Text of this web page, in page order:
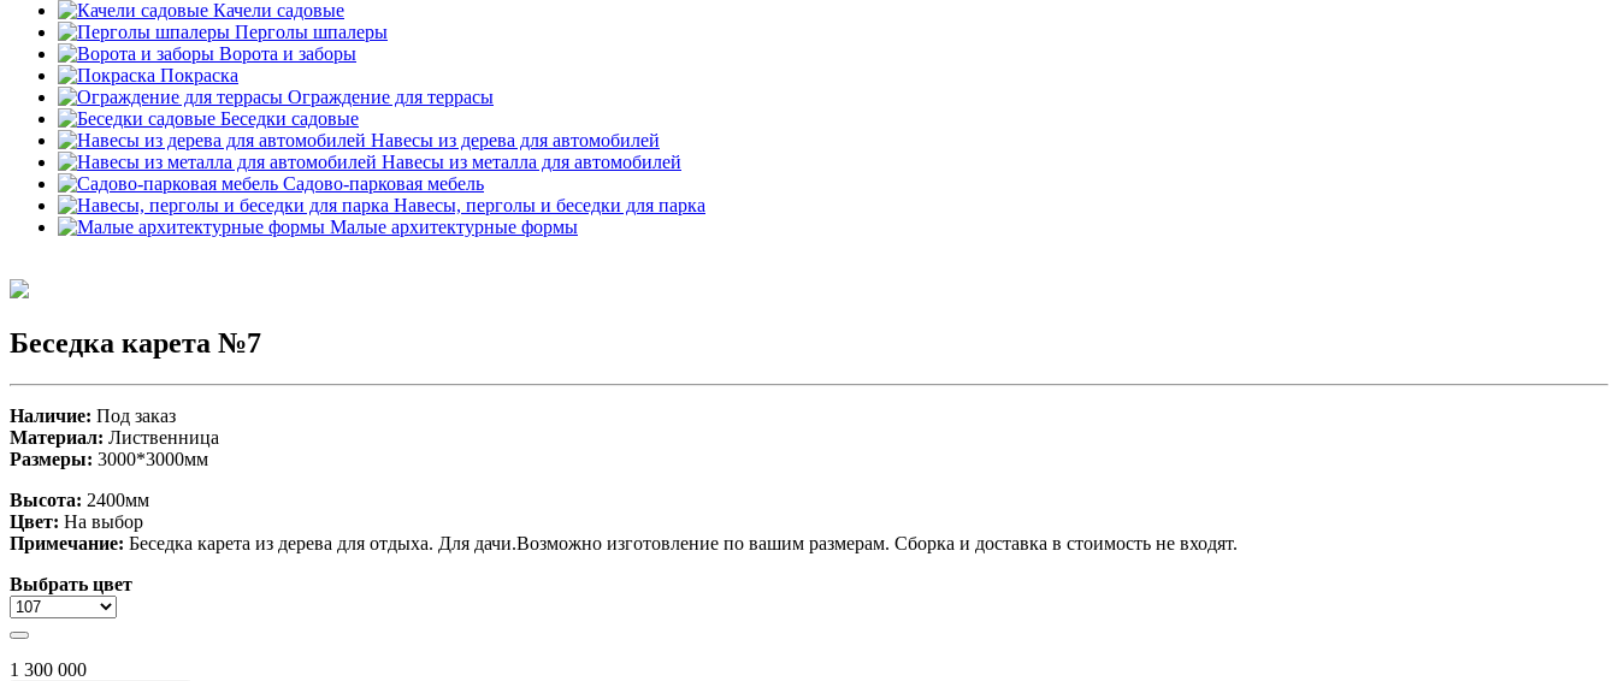
Качели садовые
Перголы шпалеры
Ворота и заборы
Покраска
Ограждение для террасы
Беседки садовые
Навесы из дерева для автомобилей
Навесы из металла для автомобилей
Садово-парковая мебель
Навесы, перголы и беседки для парка
Малые архитектурные формы
Беседка карета №7
Наличие: Под заказ
Материал: Лиственница
Размеры: 3000*3000мм
Высота: 2400мм
Цвет: На выбор
Примечание: Беседка карета из дерева для отдыха. Для дачи.Возможно изготовление по вашим размерам. Сборка и доставка в стоимость не входят.
Выбрать цвет
1 300 000